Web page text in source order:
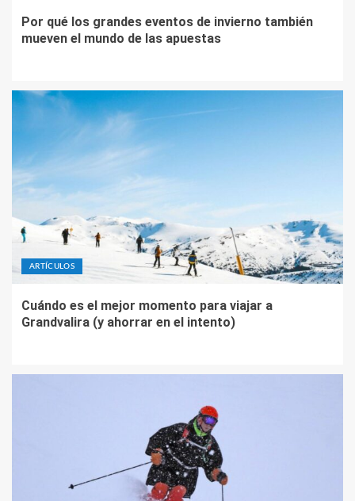
Por qué los grandes eventos de invierno también
mueven el mundo de las apuestas
ARTÍCULOS
Cuándo es el mejor momento para viajar a
Grandvalira (y ahorrar en el intento)